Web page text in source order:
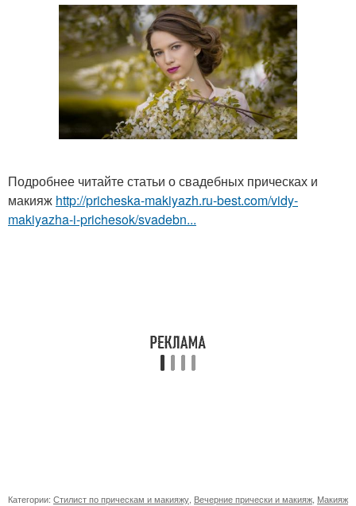
Подробнее читайте статьи о свадебных прическах и
макияж http://pricheska-makiyazh.ru-best.com/vidy-
makiyazha-i-prichesok/svadebn...
Категории: Стилист по прическам и макияжу Вечерние прически и макияж Макияж